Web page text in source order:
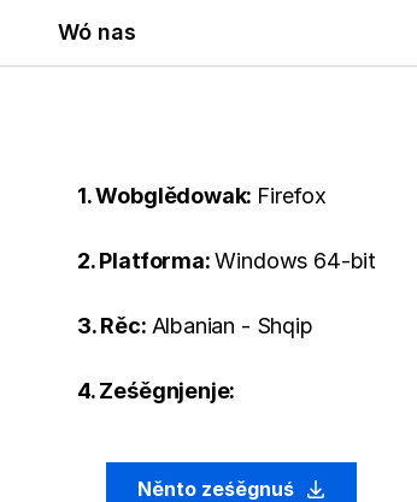
Wó nas
1. Wobglědowak: Firefox
2. Platforma:Windows 64-bit
3. Rěc: Albanian - Shqip
4. Ześěgnjenje:
Něnto ześěgnuś